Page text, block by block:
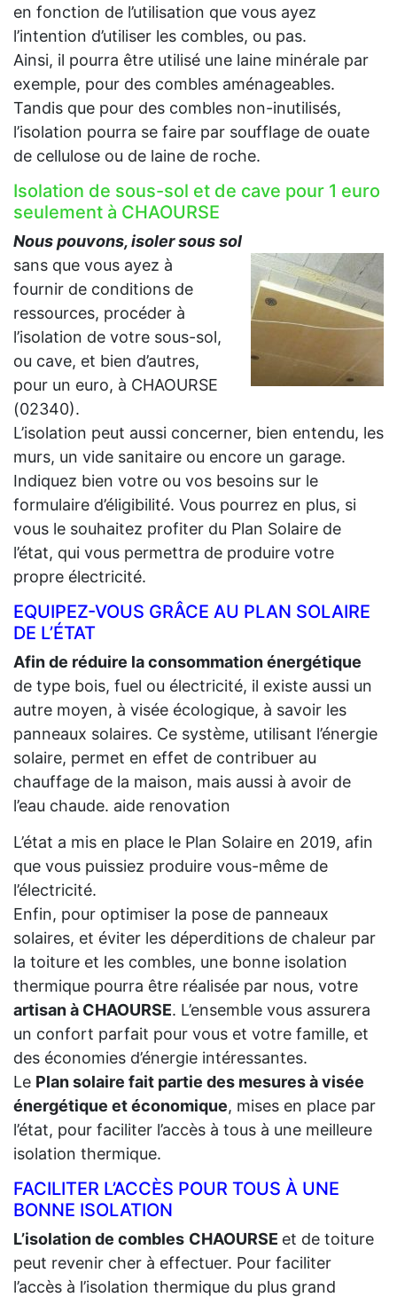
en fonction de l’utilisation que vous ayez
l’intention d’utiliser les combles, ou pas.
Ainsi, il pourra être utilisé une laine minérale par
exemple, pour des combles aménageables.
Tandis que pour des combles non-inutilisés,
l’isolation pourra se faire par soufflage de ouate
de cellulose ou de laine de roche.
Isolation de sous-sol et de cave pour 1 euro
seulement à CHAOURSE
Nous pouvons, isoler sous sol
sans que vous ayez à
fournir de conditions de
ressources, procéder à
l’isolation de votre sous-sol,
ou cave, et bien d’autres,
pour un euro, à CHAOURSE
(02340).
L’isolation peut aussi concerner, bien entendu, les
murs, un vide sanitaire ou encore un garage.
Indiquez bien votre ou vos besoins sur le
formulaire d’éligibilité. Vous pourrez en plus, si
vous le souhaitez profiter du Plan Solaire de
l’état, qui vous permettra de produire votre
propre électricité.
EQUIPEZ-VOUS GRÂCE AU PLAN SOLAIRE
DE L’ÉTAT
Afin de réduire la consommation énergétique
de type bois, fuel ou électricité, il existe aussi un
autre moyen, à visée écologique, à savoir les
panneaux solaires. Ce système, utilisant l’énergie
solaire, permet en effet de contribuer au
chauffage de la maison, mais aussi à avoir de
l’eau chaude. aide renovation
L’état a mis en place le Plan Solaire en 2019, afin
que vous puissiez produire vous-même de
l’électricité.
Enfin, pour optimiser la pose de panneaux
solaires, et éviter les déperditions de chaleur par
la toiture et les combles, une bonne isolation
thermique pourra être réalisée par nous, votre
artisan à CHAOURSE. L’ensemble vous assurera
un confort parfait pour vous et votre famille, et
des économies d’énergie intéressantes.
Le Plan solaire fait partie des mesures à visée
énergétique et économique, mises en place par
l’état, pour faciliter l’accès à tous à une meilleure
isolation thermique.
FACILITER L’ACCÈS POUR TOUS À UNE
BONNE ISOLATION
L’isolation de combles CHAOURSE et de toiture
peut revenir cher à effectuer. Pour faciliter
l’accès à l’isolation thermique du plus grand